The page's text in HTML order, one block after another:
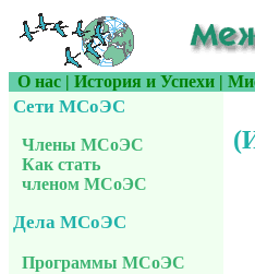
О нас | История и Успехи |
Сети МСоЭС
Члены МСоЭС
Как стать
членом МСоЭС
Дела МСоЭС
Программы МСоЭС